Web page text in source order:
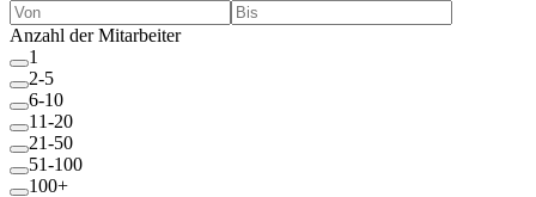
Anzahl der Mitarbeiter
1
2-5
6-10
11-20
21-50
51-100
100+